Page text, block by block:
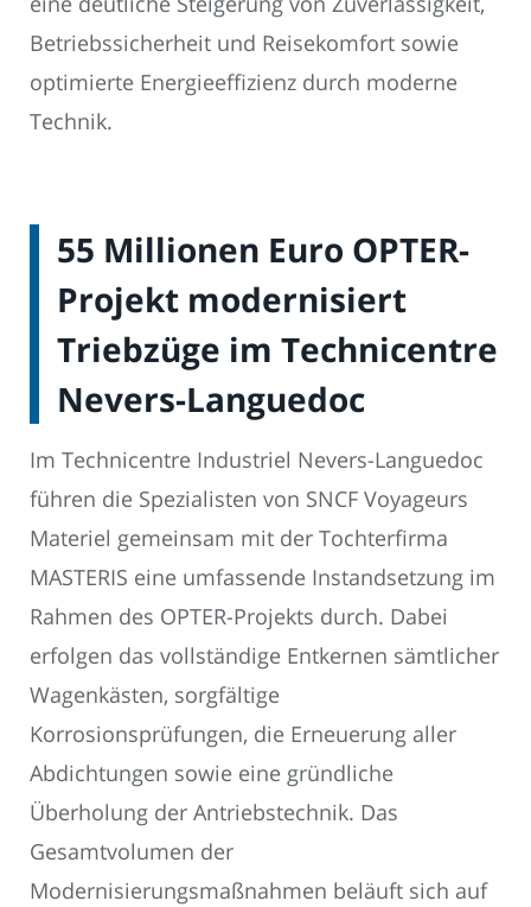
Betriebssicherheit und Reisekomfort sowie
optimierte Energieeffizienz durch moderne
Technik.
55 Millionen Euro OPTER-
Projekt modernisiert
Triebzüge im Technicentre
Nevers-Languedoc
Im Technicentre Industriel Nevers-Languedoc
führen die Spezialisten von SNCF Voyageurs
Materiel gemeinsam mit der Tochterfirma
MASTERIS eine umfassende Instandsetzung im
Rahmen des OPTER-Projekts durch. Dabei
erfolgen das vollständige Entkernen sämtlicher
Wagenkästen, sorgfältige
Korrosionsprüfungen, die Erneuerung aller
Abdichtungen sowie eine gründliche
Überholung der Antriebstechnik. Das
Gesamtvolumen der
Modernisierungsmaßnahmen beläuft sich auf